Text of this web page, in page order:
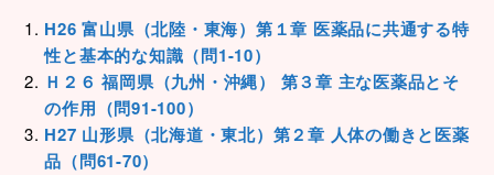
H26 富山県（北陸・東海）第１章 医薬品に共通する特
性と基本的な知識（問1-10）
Ｈ２６ 福岡県（九州・沖縄） 第３章 主な医薬品とそ
の作用（問91-100）
H27 山形県（北海道・東北）第２章 人体の働きと医薬
品（問61-70）